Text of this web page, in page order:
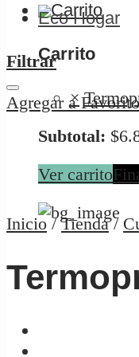
Carrito
×
Subtotal: $
Ver carrito
Eco Hogar
Filtrar
Agregar a
Inicio / Tienda /